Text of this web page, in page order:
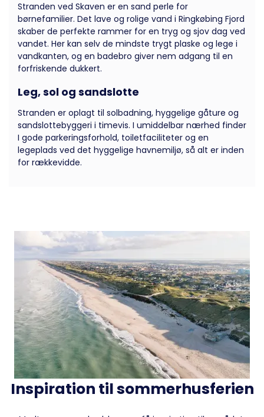
Stranden ved Skaven er en sand perle for
børnefamilier. Det lave og rolige vand i Ringkøbing Fjord
skaber de perfekte rammer for en tryg og sjov dag ved
vandet. Her kan selv de mindste trygt plaske og lege i
vandkanten, og en badebro giver nem adgang til en
forfriskende dukkert.
Leg, sol og sandslotte
Stranden er oplagt til solbadning, hyggelige gåture og
sandslottebyggeri i timevis. I umiddelbar nærhed finder
I gode parkeringsforhold, toiletfaciliteter og en
legeplads ved det hyggelige havnemiljø, så alt er inden
for rækkevidde.
Inspiration til sommerhusferien